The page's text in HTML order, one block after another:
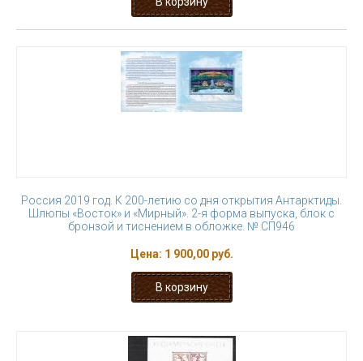
Россия 2019 год. К 200-летию со дня открытия Антарктиды.
Шлюпы «Восток» и «Мирный». 2-я форма выпуска, блок с
бронзой и тиснением в обложке. № СП946
Цена: 1 900,00 руб.